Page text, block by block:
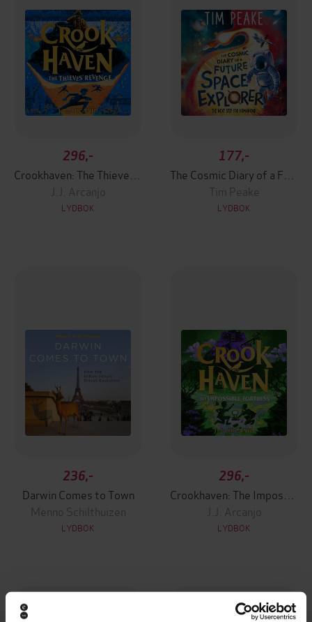
296,-
J.J. Arcanjo
LYDBOK
177,-
Tim Peake
LYDBOK
236,-
Darwin Comes to Town
Menno Schilthuizen
LYDBOK
296,-
J.J. Arcanjo
LYDBOK